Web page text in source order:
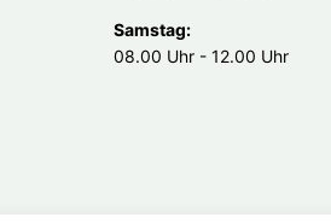
Samstag:
08.00 Uhr - 12.00 Uhr